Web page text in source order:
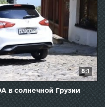
8:1
в солнечной Грузии